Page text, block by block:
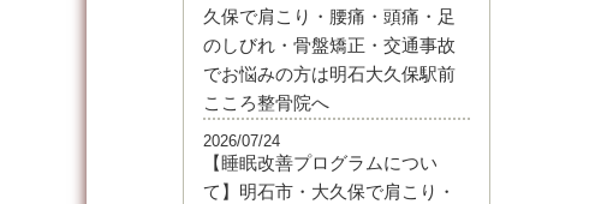
久保で肩こり・腰痛・頭痛・足
のしびれ・骨盤矯正・交通事故
でお悩みの方は明石大久保駅前
こころ整骨院へ
【睡眠改善プログラムについ
て】明石市・大久保で肩こり・
2026/07/24